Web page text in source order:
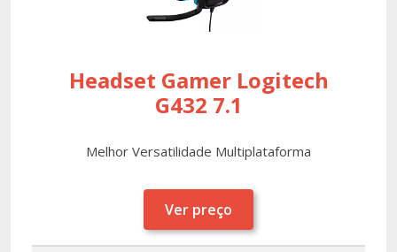
Headset Gamer Logitech
G432 7.1
Melhor Versatilidade Multiplataforma
Ver preço